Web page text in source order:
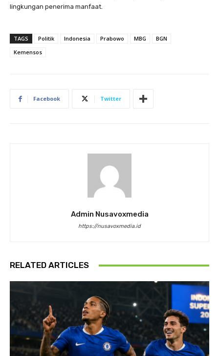
lingkungan penerima manfaat.
TAGS Politik Indonesia Prabowo MBG
BGN
Kemensos
Facebook Twitter
Admin Nusavoxmedia
https://nusavoxmedia.id
RELATED ARTICLES